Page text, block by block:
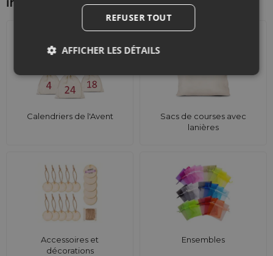
Calendriers de l'Avent
Sacs de courses avec
lanières
Accessoires et
décorations
Ensembles
REFUSER TOUT
AFFICHER LES DÉTAILS